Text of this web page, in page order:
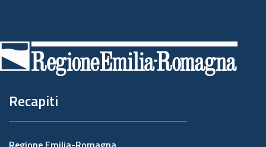
di
pagina
Recapiti